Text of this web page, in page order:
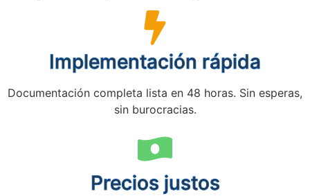
Implementación rápida
Documentación completa lista en 48 horas. Sin esperas,
sin burocracias.
Precios justos